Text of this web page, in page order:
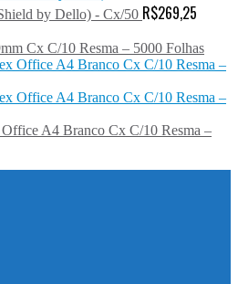
by Dello) - Cx/50 R$269,25
Cx C/10 Resma – 5000 Folhas
A4 Branco Cx C/10 Resma –